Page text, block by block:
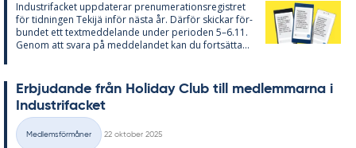
In­du­stri­fac­ket upp­da­te­rar pre­nu­me­ra­tions­re­gist­ret
för tid­ning­en Te­kijä in­för näs­ta år. Där­för skic­kar för­
bun­det ett text­med­de­lan­de un­der pe­ri­o­den 5–6.11.
Ge­nom att sva­ra på med­de­lan­det kan du fort­sät­ta...
Er­bju­dan­de från Ho­li­day Club till med­lem­mar­na i
In­du­stri­fac­ket
Kategorier
Medlemsförmåner
22 oktober 2025